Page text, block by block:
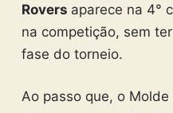
Rovers aparece na 4°
na competição, sem
fase do torneio.
Ao passo que, o